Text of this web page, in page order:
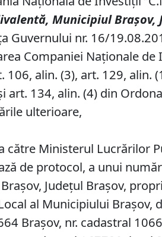
Municipiul Brașov,
Guvernului nr. 16/
Companiei Naționale de
alin. (3), art. 129, alin.
art. 134, alin. (4) din
ulterioare,
către Ministerul Lucrărilor
de protocol, a unui
Județul Brașov,
al Municipiului
Brașov, nr. cadastral